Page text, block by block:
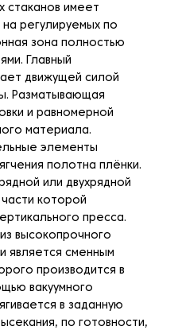
стаканов имеет
регулируемых по
зона полностью
Главный
движущей силой
Разматывающая
и равномерной
материала.
элементы
полотна плёнки.
или двухрядной
которой
пресса.
высокопрочного
является сменным
производится в
вакуумного
в заданную
по готовности,